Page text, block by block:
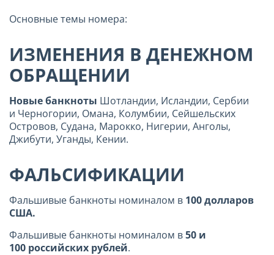
Основные темы номера:
ИЗМЕНЕНИЯ В ДЕНЕЖНОМ
ОБРАЩЕНИИ
Новые банкноты Шотландии, Исландии, Сербии
и Черногории, Омана, Колумбии, Сейшельских
Островов, Судана, Марокко, Нигерии, Анголы,
Джибути, Уганды, Кении.
ФАЛЬСИФИКАЦИИ
Фальшивые банкноты номиналом в 100 долларов
США.
Фальшивые банкноты номиналом в50 и
100 российских рублей.